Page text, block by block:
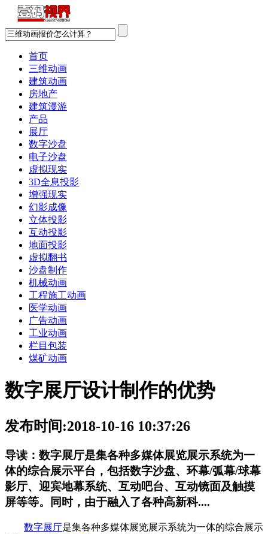
首页
三维动画
建筑动画
房地产
建筑漫游
产品
展厅
数字沙盘
电子沙盘
虚拟现实
3D全息投影
增强现实
幻影成像
立体投影
互动投影
地面投影
虚拟翻书
沙盘制作
机械动画
工程施工动画
医学动画
广告动画
工业动画
栏目包装
煤矿动画
数字展厅设计制作的优势
发布时间:2018-10-16 10:37:26
导读： 数字展厅是集各种多媒体展览展示系统为一
体的综合展示平台，包括数字沙盘、环幕/弧幕/球幕
影厅、迎宾地幕系统、互动吧台、互动镜面及触摸
屏等等。同时，由于融入了各种高新科....
数字展厅是集各种多媒体展览展示系统为一体的综合展示